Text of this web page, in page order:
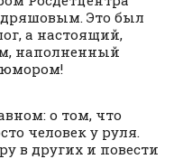
Это был
а настоящий,
наполненный
о том, что
человек у руля.
в других и повести